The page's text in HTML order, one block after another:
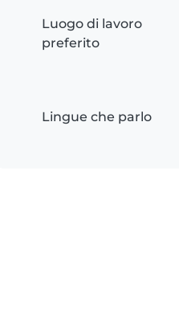
Luogo di lavoro
preferito
Lingue che parlo